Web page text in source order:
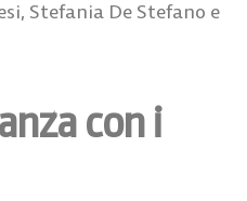
Stefania De Stefano e
con i